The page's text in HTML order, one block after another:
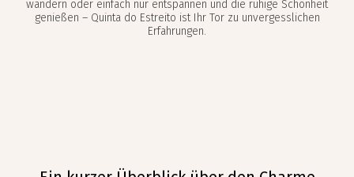
wandern oder einfach nur entspannen und die ruhige Schönheit
genießen – Quinta do Estreito ist Ihr Tor zu unvergesslichen
Erfahrungen.